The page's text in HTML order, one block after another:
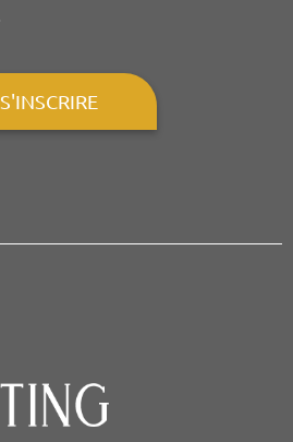
S'INSCRIRE